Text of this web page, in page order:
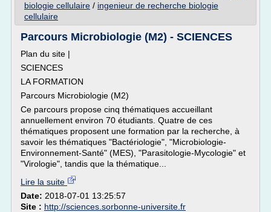
biologie cellulaire / ingenieur de recherche biologie
cellulaire
Parcours Microbiologie (M2) - SCIENCES
Plan du site |
SCIENCES
LA FORMATION
Parcours Microbiologie (M2)
Ce parcours propose cinq thématiques accueillant
annuellement environ 70 étudiants. Quatre de ces
thématiques proposent une formation par la recherche, à
savoir les thématiques "Bactériologie", "Microbiologie-
Environnement-Santé" (MES), "Parasitologie-Mycologie" et
"Virologie", tandis que la thématique...
Lire la suite
Date: 2018-07-01 13:25:57
Site : http://sciences.sorbonne-universite.fr